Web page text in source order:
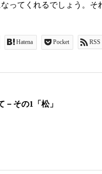
ってくれるでしょう。そ
Hatena Pocket RSS
－その1「松」